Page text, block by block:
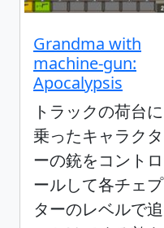
Grandma with
machine-gun:
Apocalypsis
トラックの荷台に
乗ったキャラクタ
ーの銃をコントロ
ールして各チェプ
ターのレベルで追